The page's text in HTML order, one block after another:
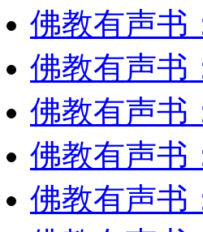
佛教有声书
佛教有声书
佛教有声书
佛教有声书
佛教有声书